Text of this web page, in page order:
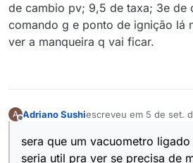
de cambio pv; 9,5 de taxa; 3e de
comando g e ponto de ignição lá
ver a manqueira q vai ficar.
A Adriano Sushiescreveu em 5 de set.
última edição por
sera que um vacuometro
seria util pra ver se precisa de